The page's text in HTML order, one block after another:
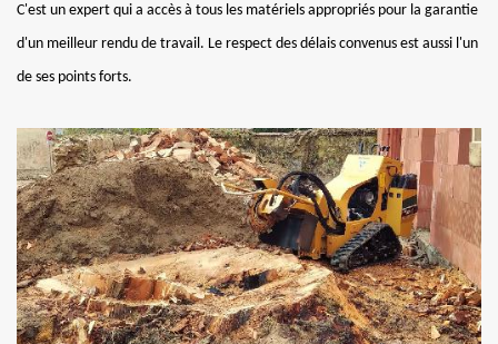
C'est un expert qui a accès à tous les matériels appropriés pour la garantie
d'un meilleur rendu de travail. Le respect des délais convenus est aussi l'un
de ses points forts.